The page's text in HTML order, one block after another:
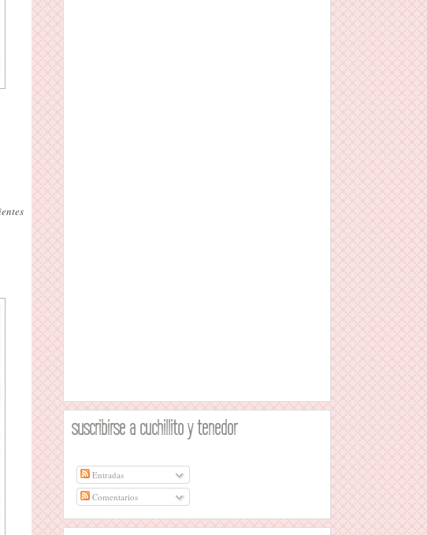
suscribirse a cuchillito y tenedor
Entradas
Comentarios